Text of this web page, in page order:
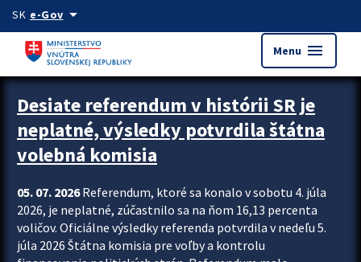
Preskocit na hlavný obsah
SK e-Govarrow_drop_down
Menu menu
Zastavit automatický posun upútavok
Desiate referendum v histórii SR je
neplatné, výsledky potvrdila štátna
volebná komisia
05. 07. 2026Referendum, ktoré sa konalo v sobotu 4. júla
2026, je neplatné, zúčastnilo sa na ňom 16,13 percenta
voličov. Oficiálne výsledky referenda potvrdila v nedeľu 5.
júla 2026 Štátna komisia pre voľby a kontrolu